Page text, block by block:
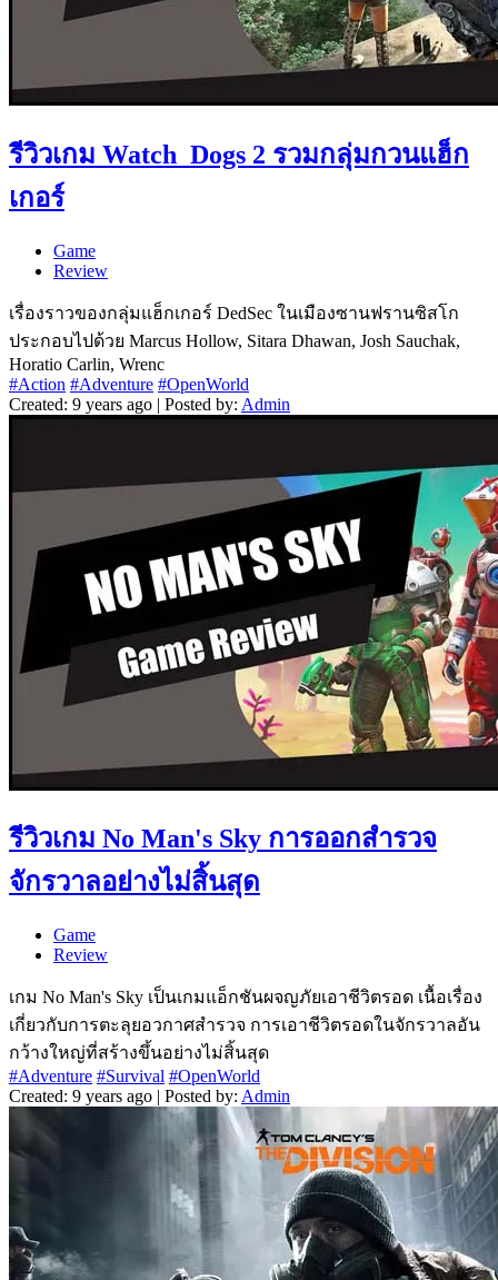
รีวิวเกม Watch_Dogs 2 รวมกลุ่มกวนแฮ็ก
เกอร์
Game
Review
เรื่องราวของกลุ่มแฮ็กเกอร์ DedSec ในเมืองซานฟรานซิสโก
ประกอบไปด้วย Marcus Hollow, Sitara Dhawan, Josh Sauchak,
Horatio Carlin, Wrenc
#Action #Adventure #OpenWorld
Created: 9 years ago | Posted by: Admin
รีวิวเกม No Man's Sky การออกสำรวจ
จักรวาลอย่างไม่สิ้นสุด
Game
Review
เกม No Man's Sky เป็นเกมแอ็กชันผจญภัยเอาชีวิตรอด เนื้อเรื่อง
เกี่ยวกับการตะลุยอวกาศสำรวจ การเอาชีวิตรอดในจักรวาลอัน
กว้างใหญ่ที่สร้างขึ้นอย่างไม่สิ้นสุด
#Adventure #Survival #OpenWorld
Created: 9 years ago | Posted by: Admin